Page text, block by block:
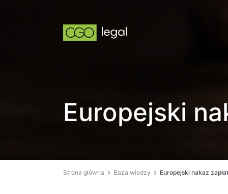
Europejski
Strona główna Baza wiedzy Europejski nakaz